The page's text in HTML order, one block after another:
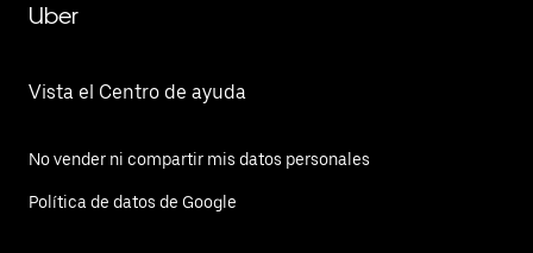
Uber
Vista el Centro de ayuda
No vender ni compartir mis datos personales
Política de datos de Google